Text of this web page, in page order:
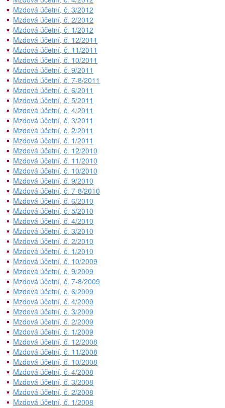
Mzdová účetní, č. 3/2012
Mzdová účetní, č. 2/2012
Mzdová účetní, č. 1/2012
Mzdová účetní, č. 12/2011
Mzdová účetní, č. 11/2011
Mzdová účetní, č. 10/2011
Mzdová účetní, č. 9/2011
Mzdová účetní, č. 7-8/2011
Mzdová účetní, č. 6/2011
Mzdová účetní, č. 5/2011
Mzdová účetní, č. 4/2011
Mzdová účetní, č. 3/2011
Mzdová účetní, č. 2/2011
Mzdová účetní, č. 1/2011
Mzdová účetní, č. 12/2010
Mzdová účetní, č. 11/2010
Mzdová účetní, č. 10/2010
Mzdová účetní, č. 9/2010
Mzdová účetní, č. 7-8/2010
Mzdová účetní, č. 6/2010
Mzdová účetní, č. 5/2010
Mzdová účetní, č. 4/2010
Mzdová účetní, č. 3/2010
Mzdová účetní, č. 2/2010
Mzdová účetní, č. 1/2010
Mzdová účetní, č. 10/2009
Mzdová účetní, č. 9/2009
Mzdová účetní, č. 7-8/2009
Mzdová účetní, č. 6/2009
Mzdová účetní, č. 4/2009
Mzdová účetní, č. 3/2009
Mzdová účetní, č. 2/2009
Mzdová účetní, č. 1/2009
Mzdová účetní, č. 12/2008
Mzdová účetní, č. 11/2008
Mzdová účetní, č. 10/2008
Mzdová účetní, č. 4/2008
Mzdová účetní, č. 3/2008
Mzdová účetní, č. 2/2008
Mzdová účetní, č. 1/2008